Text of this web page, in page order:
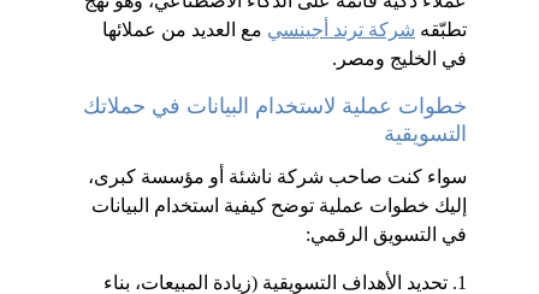
تطبّقه شركة ترند أجينسي مع العديد من عملائها
في الخليج ومصر.
خطوات عملية لاستخدام البيانات في حملاتك
التسويقية
سواء كنت صاحب شركة ناشئة أو مؤسسة كبرى،
إليك خطوات عملية توضح كيفية استخدام البيانات
في التسويق الرقمي:
1. تحديد الأهداف التسويقية (زيادة المبيعات، بناء